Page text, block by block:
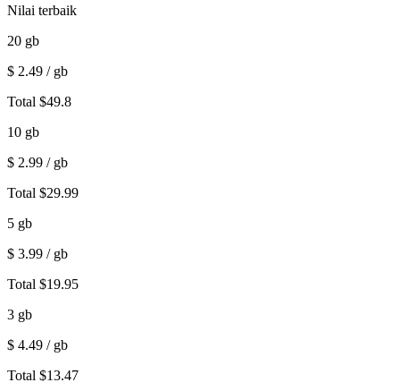
Nilai terbaik
20 gb
$ 2.49 / gb
Total $49.8
10 gb
$ 2.99 / gb
Total $29.99
5 gb
$ 3.99 / gb
Total $19.95
3 gb
$ 4.49 / gb
Total $13.47